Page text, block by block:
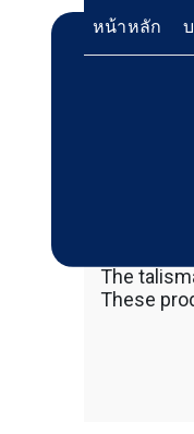
หน้าหลัก
ให้บ
เครื่องจัก
ทำงานรวด
ตักหิน ตักท
วู๊ดชิป ตักแ
รถพ่วงดั๊ม
CAT 950
ตัก Hitachi
The
The
These